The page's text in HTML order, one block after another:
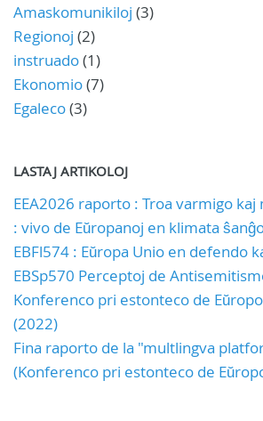
Amaskomunikiloj (3)
Regionoj (2)
instruado(1)
Ekonomio(7)
Egaleco(3)
LASTAJ ARTIKOLOJ
EEA2026 raporto : Troa varmigo
: vivo de Eŭropanoj en klimata
EBFl574 : Eŭropa Unio en defendo
EBSp570 Perceptoj de
Konferenco pri estonteco de
(2022)
Fina raporto de la "multlingva
(Konferenco pri estonteco de